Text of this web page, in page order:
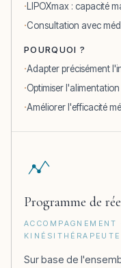
LIPOXmax : capacité
Consultation avec
POURQUOI ?
Adapter précisément
Optimiser
Améliorer l'efficacité
Programme de
ACCOMPAGNEMENT
KINÉSITHÉRAPEUTE
Sur base de